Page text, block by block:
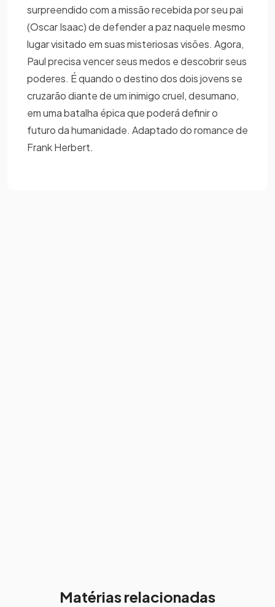
surpreendido com a missão recebida por seu pai
(Oscar Isaac) de defender a paz naquele mesmo
lugar visitado em suas misteriosas visões. Agora,
Paul precisa vencer seus medos e descobrir seus
poderes. É quando o destino dos dois jovens se
cruzarão diante de um inimigo cruel, desumano,
em uma batalha épica que poderá definir o
futuro da humanidade. Adaptado do romance de
Frank Herbert.
Matérias relacionadas